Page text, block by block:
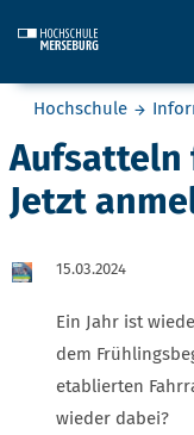
Sie befinden sich hier:
Hochschule
Aufsatteln
Jetzt
15.03.2024
Ein Jahr ist
dem
etablierten
wieder dabei?